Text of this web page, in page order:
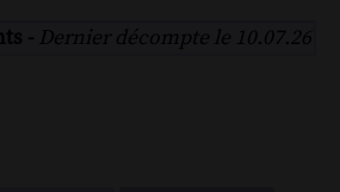
- Dernier décompte le 10.07.26